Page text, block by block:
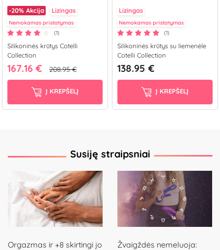
-20% Akcija Lizingas
Nemokamas pristatymas
(1)
Silikoninės krūtys Cotelli
Collection
167.16 € 208.95 €
Į KREPŠELĮ
Lizingas
Nemokamas pristatymas
(1)
Silikoninės krūtys su liemenėle
Cotelli Collection
138.95 €
Į KREPŠELĮ
Susiję straipsniai
Orgazmas ir +8 skirtingi jo
Žvaigždės nemeluoja: